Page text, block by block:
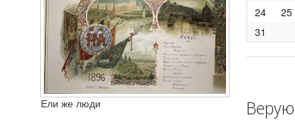
Ели же люди
24
25
31
Верую